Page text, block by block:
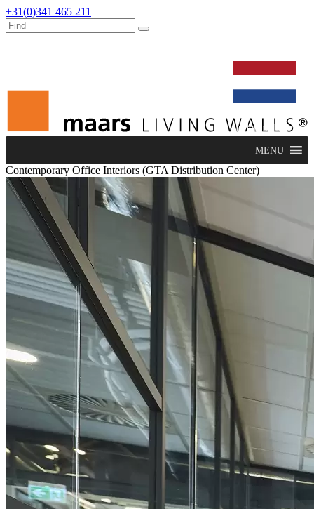
+31(0)341 465 211
nederlands
MENU
Contemporary Office Interiors (GTA Distribution Center)